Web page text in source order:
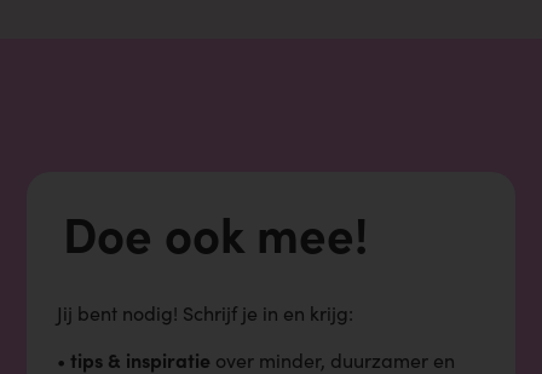
Doe ook mee!
Jij bent nodig! Schrijf je in en krijg:
•tips & inspiratie over minder, duurzamer en